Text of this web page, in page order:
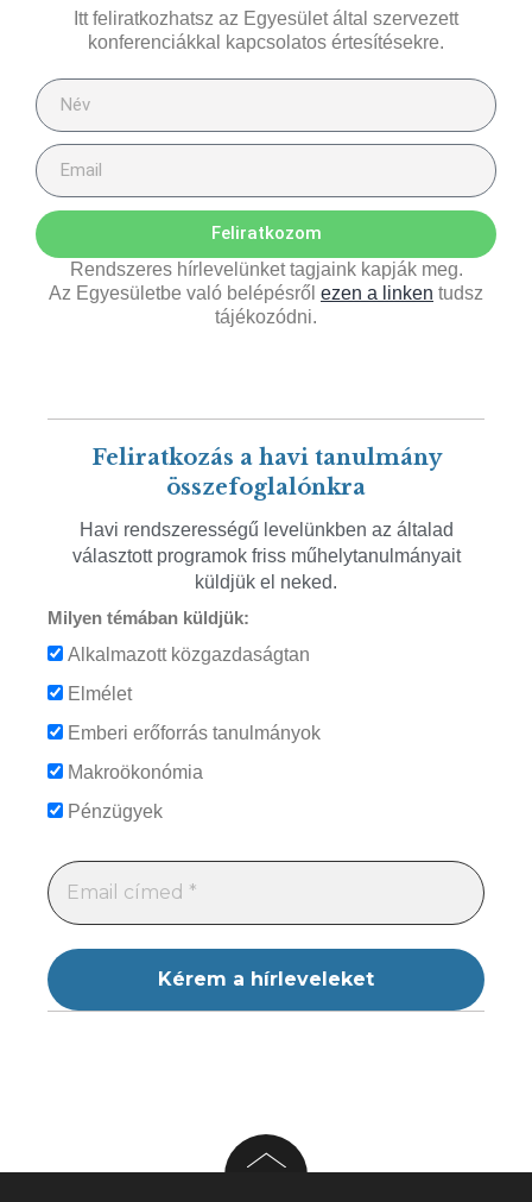
Itt feliratkozhatsz az Egyesület által szervezett
konferenciákkal kapcsolatos értesítésekre.
Feliratkozom
Rendszeres hírlevelünket tagjaink kapják meg.
Az Egyesületbe való belépésről ezen a linken tudsz
tájékozódni.
Feliratkozás a havi tanulmány
összefoglalónkra
Havi rendszerességű levelünkben az általad
választott programok friss műhelytanulmányait
küldjük el neked.
Milyen témában küldjük:
Alkalmazott közgazdaságtan
Elmélet
Emberi erőforrás tanulmányok
Makroökonómia
Pénzügyek